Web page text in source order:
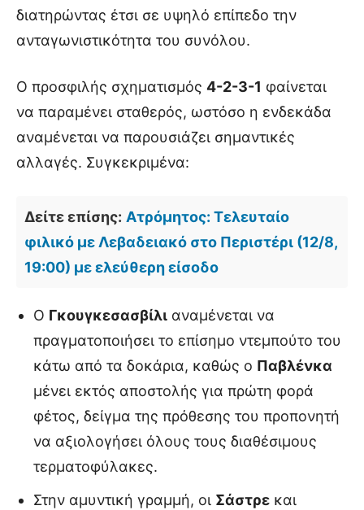
διατηρώντας έτσι σε υψηλό επίπεδο την
ανταγωνιστικότητα του συνόλου.
Ο προσφιλής σχηματισμός 4-2-3-1 φαίνεται
να παραμένει σταθερός, ωστόσο η ενδεκάδα
αναμένεται να παρουσιάζει σημαντικές
αλλαγές. Συγκεκριμένα:
Δείτε επίσης: Ατρόμητος: Τελευταίο
φιλικό με Λεβαδειακό στο Περιστέρι (12/8,
19:00) με ελεύθερη είσοδο
Ο Γκουγκεσασβίλι αναμένεται να
πραγματοποιήσει το επίσημο ντεμπούτο του
κάτω από τα δοκάρια, καθώς ο Παβλένκα
μένει εκτός αποστολής για πρώτη φορά
φέτος, δείγμα της πρόθεσης του προπονητή
να αξιολογήσει όλους τους διαθέσιμους
τερματοφύλακες.
Στην αμυντική γραμμή, οι Σάστρε και